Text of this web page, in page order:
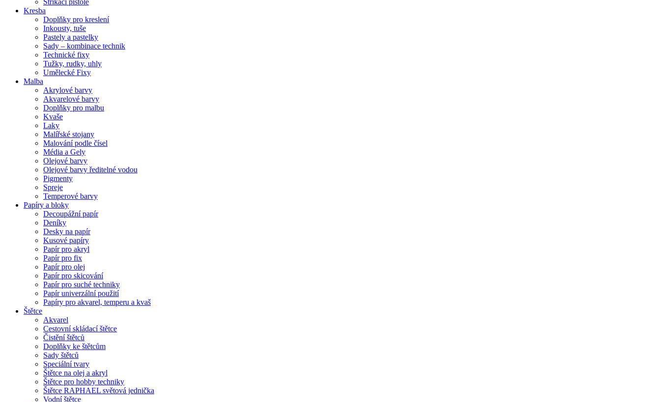
Stříkaci pistole
Kresba
Doplňky pro kreslení
Inkousty, tuše
Pastely a pastelky
Sady – kombinace technik
Technické fixy
Tužky, rudky, uhly
Umělecké Fixy
Malba
Akrylové barvy
Akvarelové barvy
Doplňky pro malbu
Kvaše
Laky
Malířské stojany
Malování podle čísel
Média a Gely
Olejové barvy
Olejové barvy ředitelné vodou
Pigmenty
Spreje
Temperové barvy
Papíry a bloky
Decoupážní papír
Deníky
Desky na papír
Kusové papíry
Papír pro akryl
Papír pro fix
Papír pro olej
Papír pro skicování
Papír pro suché techniky
Papír univerzální použití
Papíry pro akvarel, temperu a kvaš
Štětce
Akvarel
Cestovní skládací štětce
Čistění štětců
Doplňky ke štětcům
Sady štětců
Speciální tvary
Štětce na olej a akryl
Štětce pro hobby techniky
Štětce RAPHAEL světová jednička
Vodní štětce